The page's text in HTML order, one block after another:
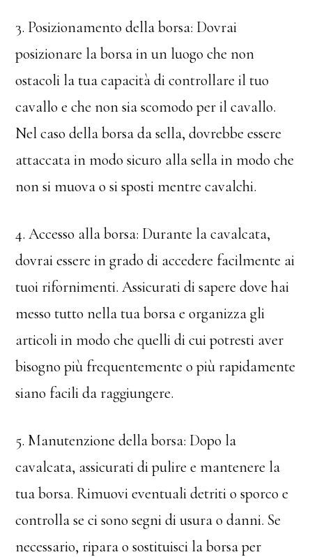
3. Posizionamento della borsa: Dovrai
posizionare la borsa in un luogo che non
ostacoli la tua capacità di controllare il tuo
cavallo e che non sia scomodo per il cavallo.
Nel caso della borsa da sella, dovrebbe essere
attaccata in modo sicuro alla sella in modo che
non si muova o si sposti mentre cavalchi.
4. Accesso alla borsa: Durante la cavalcata,
dovrai essere in grado di accedere facilmente ai
tuoi rifornimenti. Assicurati di sapere dove hai
messo tutto nella tua borsa e organizza gli
articoli in modo che quelli di cui potresti aver
bisogno più frequentemente o più rapidamente
siano facili da raggiungere.
5. Manutenzione della borsa: Dopo la
cavalcata, assicurati di pulire e mantenere la
tua borsa. Rimuovi eventuali detriti o sporco e
controlla se ci sono segni di usura o danni. Se
necessario, ripara o sostituisci la borsa per